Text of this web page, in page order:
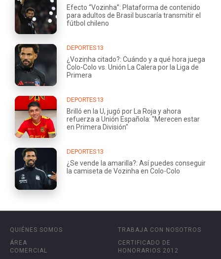
Efecto “Vozinha”: Plataforma de contenido
para adultos de Brasil buscaría transmitir el
fútbol chileno
DEPORTES13
¿Vozinha citado?: Cuándo y a qué hora juega
Colo-Colo vs. Unión La Calera por la Liga de
Primera
DEPORTES13
Brilló en la U, jugó por La Roja y ahora
refuerza a Unión Española: "Merecen estar
en Primera División"
DEPORTES13
¿Se vende la amarilla?: Así puedes conseguir
la camiseta de Vozinha en Colo-Colo
QUIÉNES SOMOS
ÁREA
COMERCIAL
TRABAJA CON NOSOTROS
CERTIFICADO DE
HONORARIOS 2012